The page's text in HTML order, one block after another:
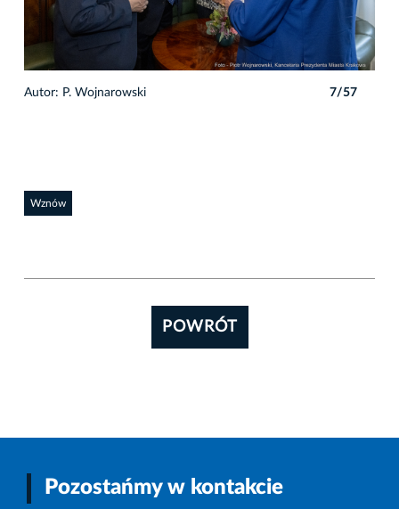
Autor: P. Wojnarowski 7/57
Wznów
POWRÓT
Pozostańmy w kontakcie